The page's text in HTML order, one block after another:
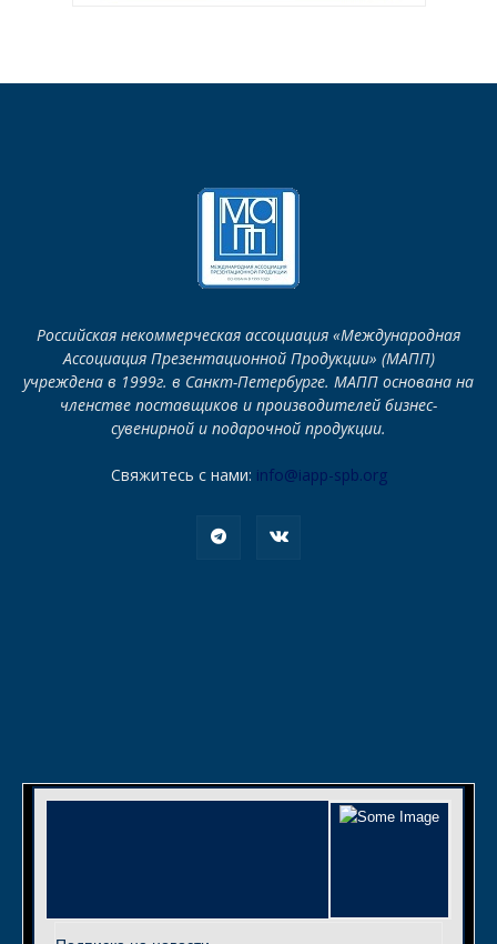
Российская некоммерческая ассоциация «Международная
Ассоциация Презентационной Продукции» (МАПП)
учреждена в 1999г. в Санкт-Петербурге. МАПП основана на
членстве поставщиков и производителей бизнес-
сувенирной и подарочной продукции.
Свяжитесь с нами: info@iapp-spb.org